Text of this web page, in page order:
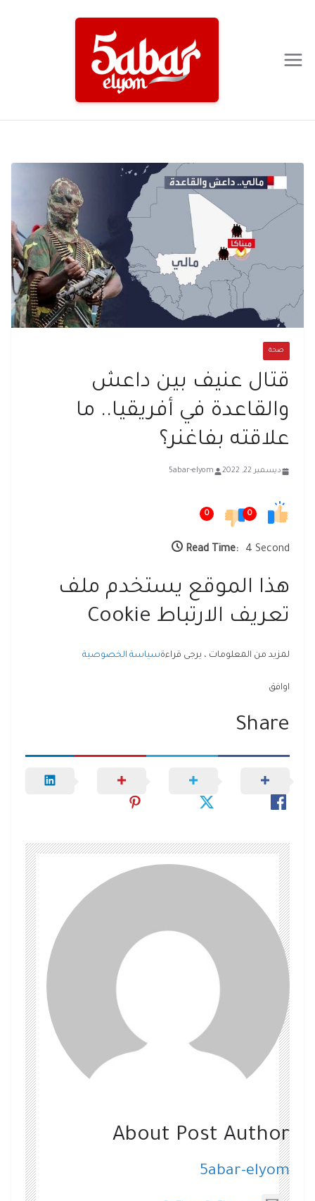
صحة
قتال عنيف بين داعش
والقاعدة في أفريقيا.. ما
علاقته بفاغنر؟
ديسمبر 22, 2022 5abar-elyom
0
0
Read Time: 4 Second
هذا الموقع يستخدم ملف
تعريف الارتباط Cookie
لمزيد من المعلومات ، يرجى قراءةسياسة الخصوصية
اوافق
Share
About Post Author
5abar-elyom